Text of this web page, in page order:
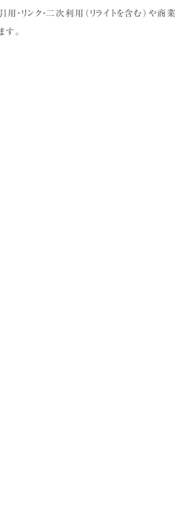
・リンク・二次利用（リライトを含む）や商業
す。